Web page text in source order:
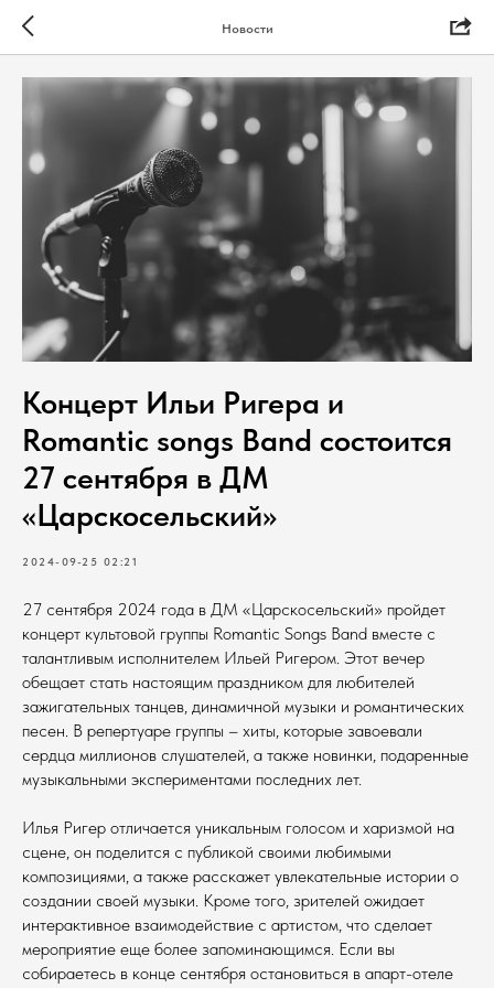
Новости
Концерт Ильи Ригера и
Romantic songs Band состоится
27 сентября в ДМ
«Царскосельский»
2024-09-25 02:21
27 сентября 2024 года в ДМ «Царскосельский» пройдет
концерт культовой группы Romantic Songs Band вместе с
талантливым исполнителем Ильей Ригером. Этот вечер
обещает стать настоящим праздником для любителей
зажигательных танцев, динамичной музыки и романтических
песен. В репертуаре группы – хиты, которые завоевали
сердца миллионов слушателей, а также новинки, подаренные
музыкальными экспериментами последних лет.
Илья Ригер отличается уникальным голосом и харизмой на
сцене, он поделится с публикой своими любимыми
композициями, а также расскажет увлекательные истории о
создании своей музыки. Кроме того, зрителей ожидает
интерактивное взаимодействие с артистом, что сделает
мероприятие еще более запоминающимся. Если вы
собираетесь в конце сентября остановиться в апарт-отеле